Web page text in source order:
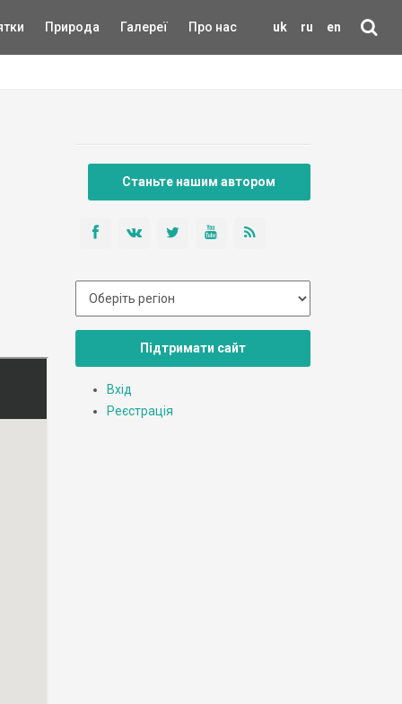
uk ru en
Природа Галереї Про нас
Станьте нашим автором
Підтримати сайт
Вхід
Реєстрація